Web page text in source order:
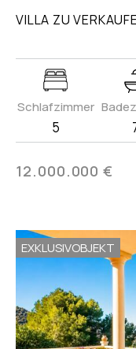
VILLA ZU
Schlafzimmer
5
12.000.000 €
EXKLUSIVOBJEKT